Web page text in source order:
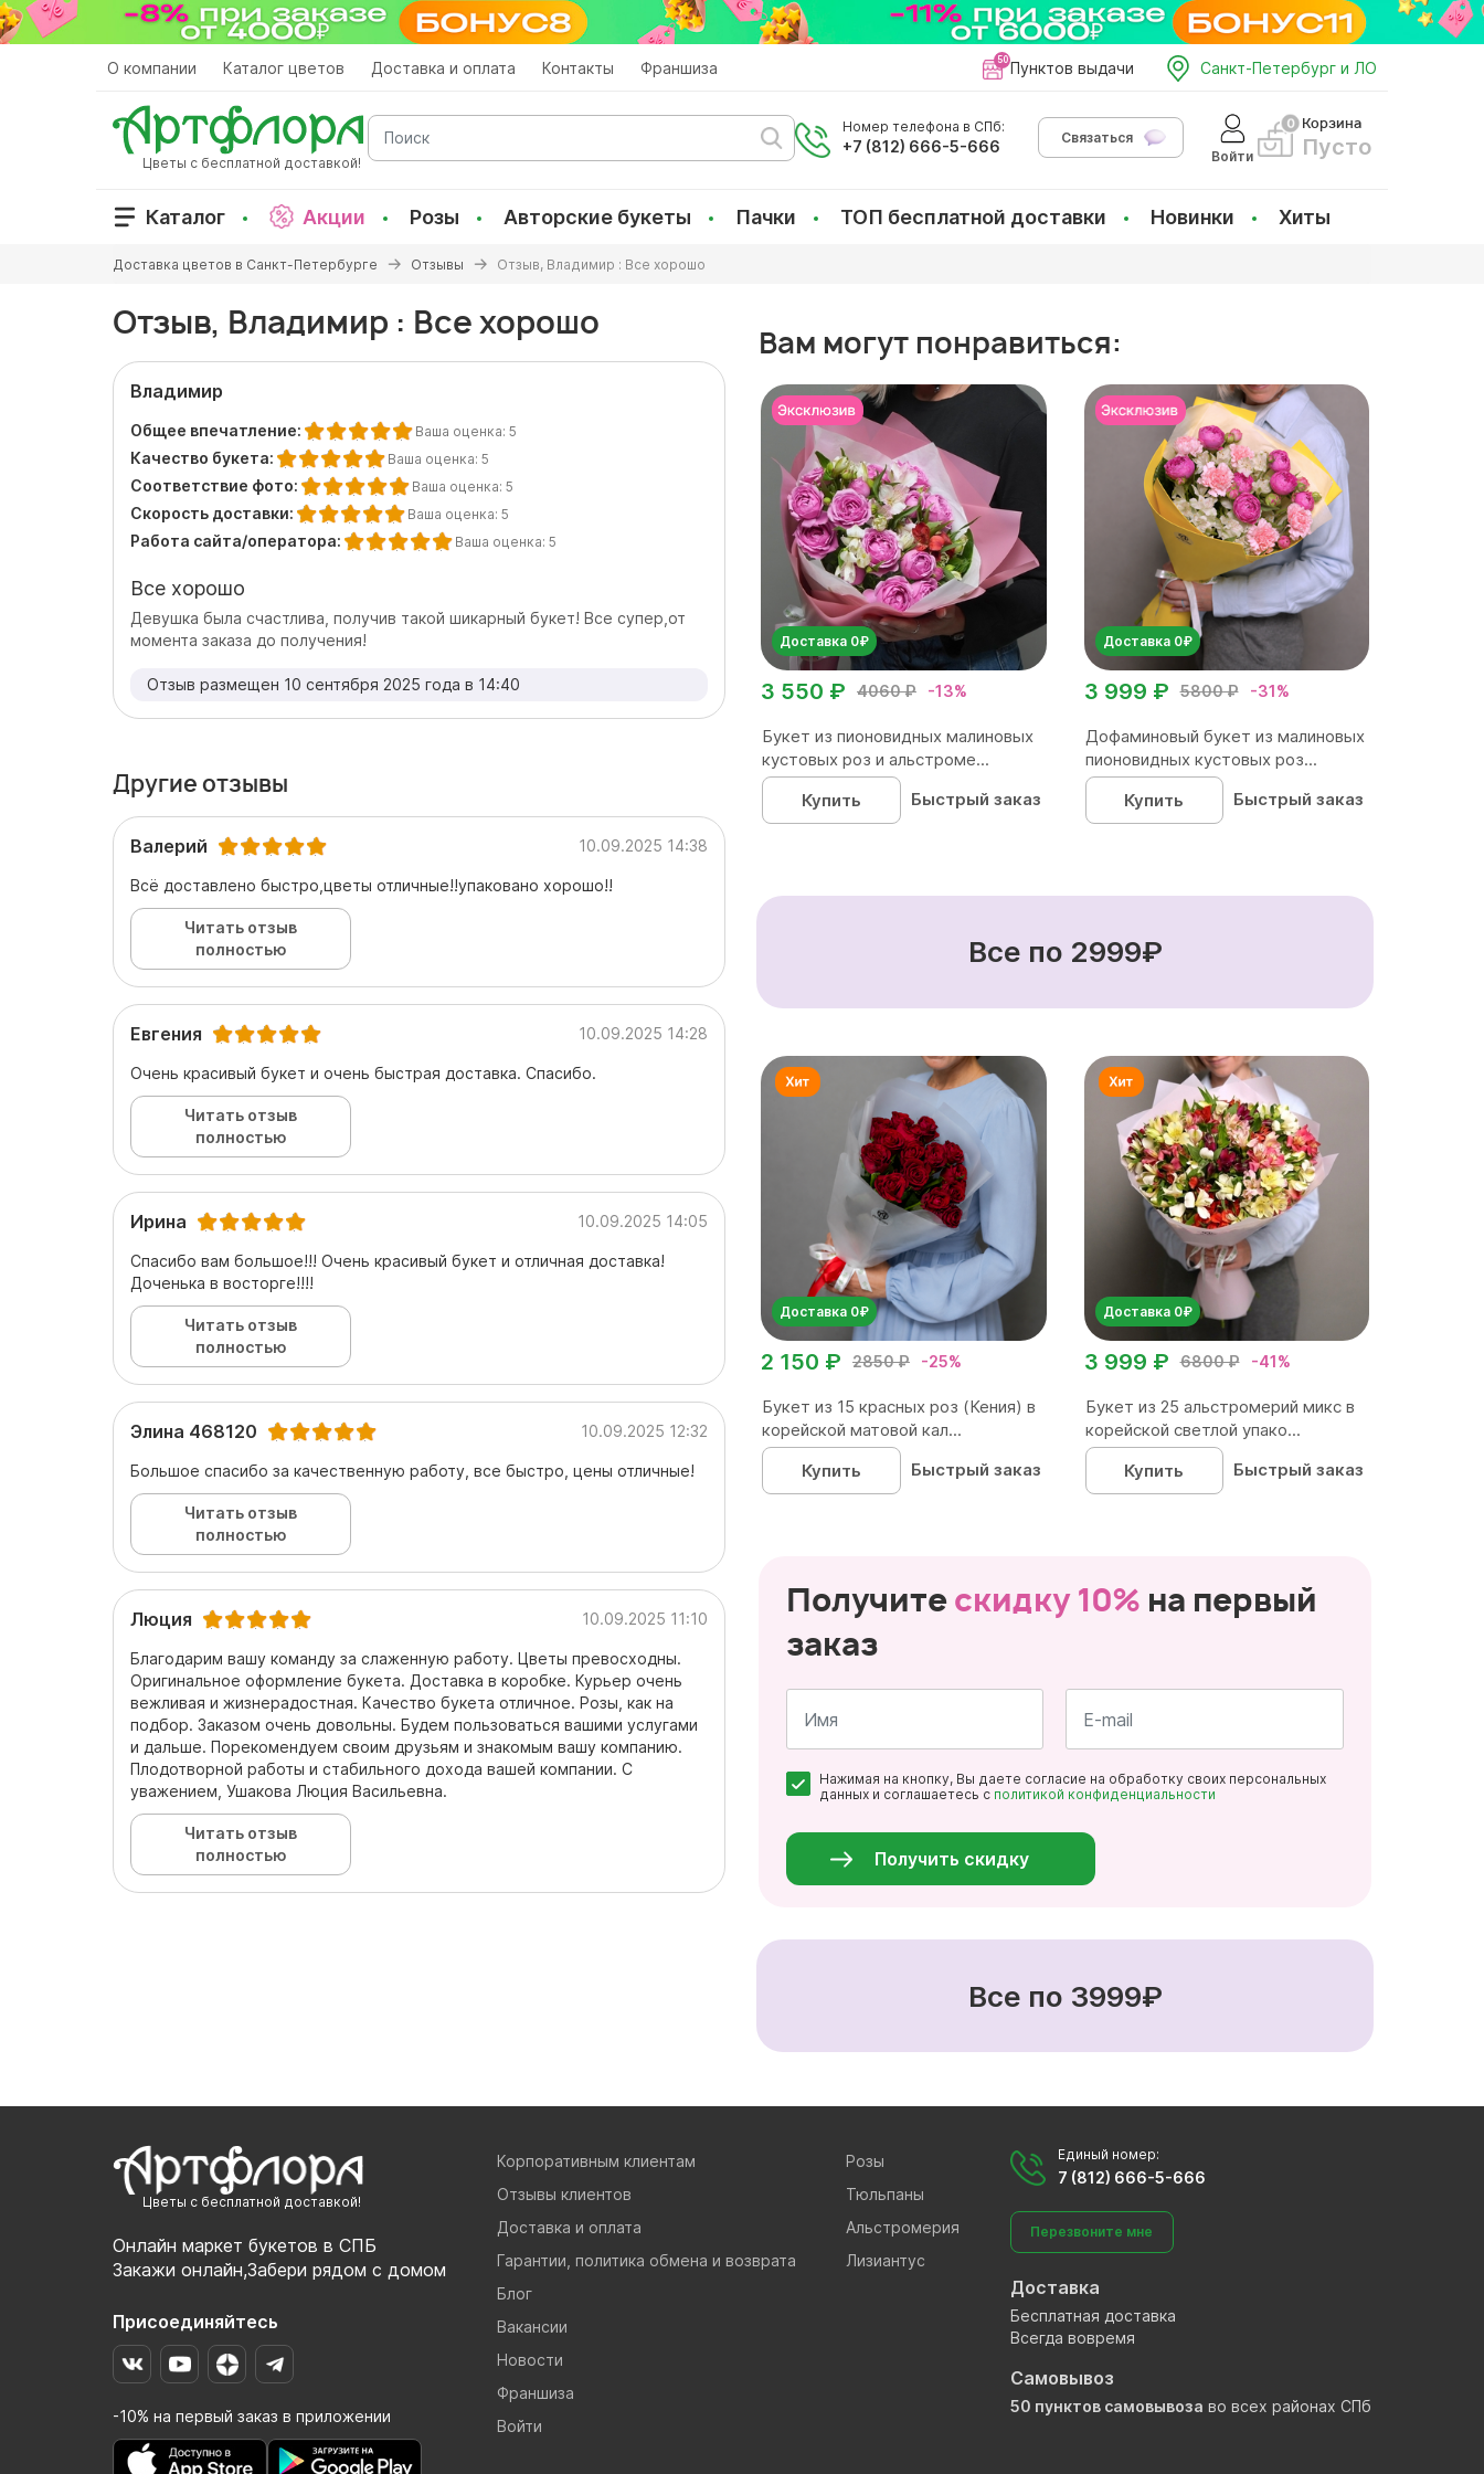
Перейти
к
О компании Каталог цветов Доставка и оплата Контакты Франшиза Пунктов выдачи Санкт-Петербург и ЛО
Цветы с бесплатной доставкой!
Поиск
Номер телефона в СПб:
+7 (812) 666-5-666
Связаться
Войти
Корзина
Пусто
Каталог Акции Розы Авторские букеты Пачки ТОП бесплатной доставки Новинки Хиты
здесь
Доставка цветов в Санкт-Петербурге Отзывы Отзыв, Владимир : Все хорошо
Отзыв, Владимир : Все хорошо
Владимир
Общее впечатление: Ваша оценка: 5
Качество букета: Ваша оценка: 5
Соответствие фото: Ваша оценка: 5
Скорость доставки: Ваша оценка: 5
Работа сайта/оператора: Ваша оценка: 5
Все хорошо
Девушка была счастлива, получив такой шикарный букет! Все супер,от
момента заказа до получения!
Отзыв размещен 10 сентября 2025 года в 14:40
Другие отзывы
Валерий 10.09.2025 14:38
Всё доставлено быстро,цветы отличные!!упаковано хорошо!!
Читать отзыв
полностью
Евгения 10.09.2025 14:28
Очень красивый букет и очень быстрая доставка. Спасибо.
Читать отзыв
полностью
Ирина 10.09.2025 14:05
Спасибо вам большое!!! Очень красивый букет и отличная доставка!
Доченька в восторге!!!!
Читать отзыв
полностью
Элина 468120 10.09.2025 12:32
Большое спасибо за качественную работу, все быстро, цены отличные!
Читать отзыв
полностью
Люция 10.09.2025 11:10
Благодарим вашу команду за слаженную работу. Цветы превосходны.
Оригинальное оформление букета. Доставка в коробке. Курьер очень
вежливая и жизнерадостная. Качество букета отличное. Розы, как на
подбор. Заказом очень довольны. Будем пользоваться вашими услугами
и дальше. Порекомендуем своим друзьям и знакомым вашу компанию.
Плодотворной работы и стабильного дохода вашей компании. С
уважением, Ушакова Люция Васильевна.
Читать отзыв
полностью
Вам могут понравиться:
Доставка 0₽
4060 ₽ -13%
3 550 ₽
Букет из пионовидных малиновых
кустовых роз и альстроме...
Купить
Быстрый заказ
Доставка 0₽
5800 ₽ -31%
3 999 ₽
Дофаминовый букет из малиновых
пионовидных кустовых роз...
Купить
Быстрый заказ
Все по 2999₽
Доставка 0₽
2850 ₽ -25%
2 150 ₽
Букет из 15 красных роз (Кения) в
корейской матовой кал...
Купить
Быстрый заказ
Доставка 0₽
6800 ₽ -41%
3 999 ₽
Букет из 25 альстромерий микс в
корейской светлой упако...
Купить
Быстрый заказ
Получитескидку 10% на первый
заказ
*
*
Нажимая на кнопку, Вы даете согласие на обработку своих персональных
данных и соглашаетесь с политикой конфиденциальности
Получить скидку
Все по 3999₽
Цветы с бесплатной доставкой!
Онлайн маркет букетов в СПБ
Закажи онлайн,Забери рядом с домом
Присоединяйтесь
-10% на первый заказ в приложении
Корпоративным клиентам
Отзывы клиентов
Доставка и оплата
Гарантии, политика обмена и возврата
Блог
Вакансии
Новости
Франшиза
Войти
Розы
Тюльпаны
Альстромерия
Лизиантус
Единый номер:
7 (812) 666-5-666
Перезвоните мне
Доставка
Бесплатная доставка
Всегда вовремя
Самовывоз
50 пунктов самовывоза во всех районах СПб